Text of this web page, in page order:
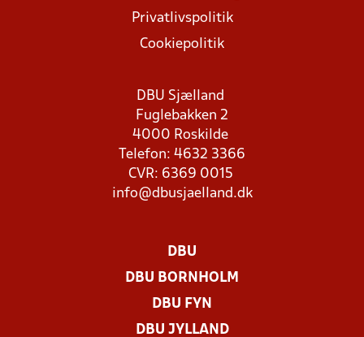
Privatlivspolitik
Cookiepolitik
DBU Sjælland
Fuglebakken 2
4000 Roskilde
Telefon: 4632 3366
CVR: 6369 0015
info@dbusjaelland.dk
DBU
DBU BORNHOLM
DBU FYN
DBU JYLLAND